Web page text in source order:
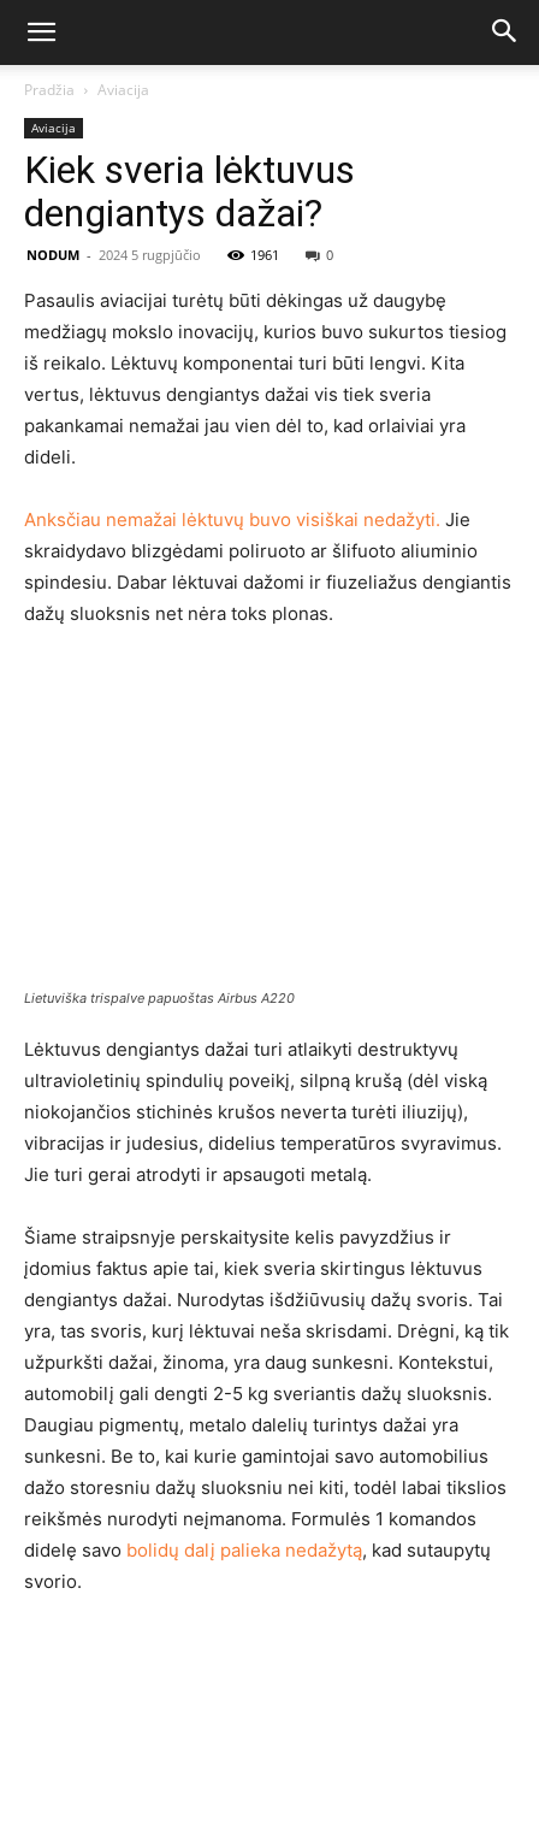
Pradžia Aviacija
Aviacija
Kiek sveria lėktuvus
dengiantys dažai?
NODUM - 2024 5 rugpjūčio 1961 0
Pasaulis aviacijai turėtų būti dėkingas už daugybę
medžiagų mokslo inovacijų, kurios buvo sukurtos tiesiog
iš reikalo. Lėktuvų komponentai turi būti lengvi. Kita
vertus, lėktuvus dengiantys dažai vis tiek sveria
pakankamai nemažai jau vien dėl to, kad orlaiviai yra
dideli.
Anksčiau nemažai lėktuvų buvo visiškai nedažyti. Jie
skraidydavo blizgėdami poliruoto ar šlifuoto aliuminio
spindesiu. Dabar lėktuvai dažomi ir fiuzeliažus dengiantis
dažų sluoksnis net nėra toks plonas.
Lietuviška trispalve papuoštas Airbus A220
Lėktuvus dengiantys dažai turi atlaikyti destruktyvų
ultravioletinių spindulių poveikį, silpną krušą (dėl viską
niokojančios stichinės krušos neverta turėti iliuzijų),
vibracijas ir judesius, didelius temperatūros svyravimus.
Jie turi gerai atrodyti ir apsaugoti metalą.
Šiame straipsnyje perskaitysite kelis pavyzdžius ir
įdomius faktus apie tai, kiek sveria skirtingus lėktuvus
dengiantys dažai. Nurodytas išdžiūvusių dažų svoris. Tai
yra, tas svoris, kurį lėktuvai neša skrisdami. Drėgni, ką tik
užpurkšti dažai, žinoma, yra daug sunkesni. Kontekstui,
automobilį gali dengti 2-5 kg sveriantis dažų sluoksnis.
Daugiau pigmentų, metalo dalelių turintys dažai yra
sunkesni. Be to, kai kurie gamintojai savo automobilius
dažo storesniu dažų sluoksniu nei kiti, todėl labai tikslios
reikšmės nurodyti neįmanoma. Formulės 1 komandos
didelę savo bolidų dalį palieka nedažytą, kad sutaupytų
svorio.